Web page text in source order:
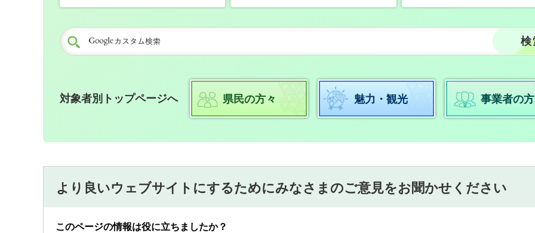
対象者別トップページへ 県民の方々 魅力・観光 事業者の
より良いウェブサイトにするためにみなさまのご意見をお聞かせください
このページの情報は役に立ちましたか？